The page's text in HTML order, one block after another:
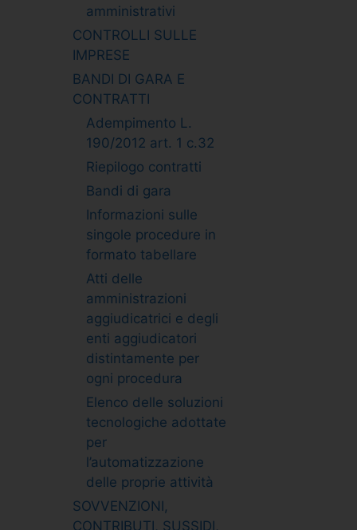
amministrativi
CONTROLLI SULLE
IMPRESE
BANDI DI GARA E
CONTRATTI
Adempimento L.
190/2012 art. 1 c.32
Riepilogo contratti
Bandi di gara
Informazioni sulle
singole procedure in
formato tabellare
Atti delle
amministrazioni
aggiudicatrici e degli
enti aggiudicatori
distintamente per
ogni procedura
Elenco delle soluzioni
tecnologiche adottate
per
l’automatizzazione
delle proprie attività
SOVVENZIONI,
CONTRIBUTI, SUSSIDI,